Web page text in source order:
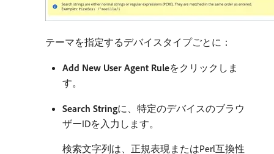
テーマを指定するデバイスタイプごとに：
Add New User Agent Rule​をクリックしま
す。
Search String​に、特定のデバイスのブラウ
ザーIDを入力します。
検索文字列は、正規表現またはPerl互換性